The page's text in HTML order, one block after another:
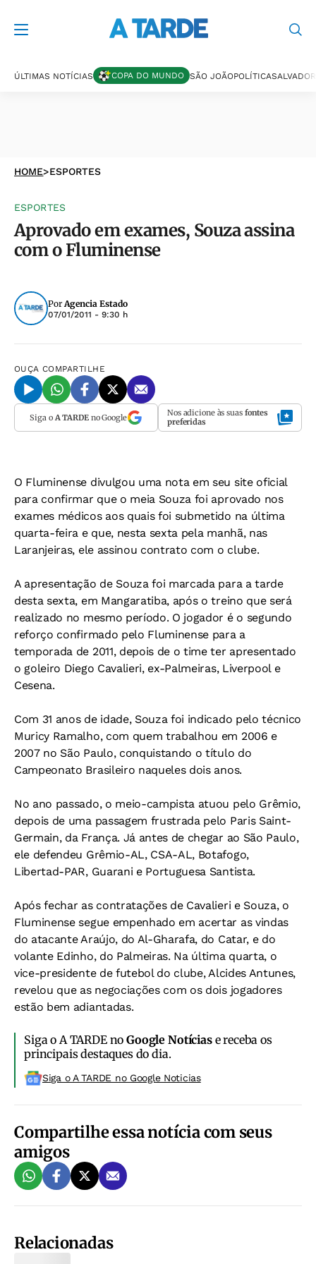
ÚLTIMAS NOTÍCIAS COPA DO MUNDO SÃO JOÃOPOLÍTICASALVADOR
HOME>ESPORTES
ESPORTES
Aprovado em exames, Souza assina
com o Fluminense
PorAgencia Estado
07/01/2011 - 9:30 h
OUÇA COMPARTILHE
Siga o A TARDEno Google Nos adicione às suas fontes
preferidas
O Fluminense divulgou uma nota em seu site oficial
para confirmar que o meia Souza foi aprovado nos
exames médicos aos quais foi submetido na última
quarta-feira e que, nesta sexta pela manhã, nas
Laranjeiras, ele assinou contrato com o clube.
A apresentação de Souza foi marcada para a tarde
desta sexta, em Mangaratiba, após o treino que será
realizado no mesmo período. O jogador é o segundo
reforço confirmado pelo Fluminense para a
temporada de 2011, depois de o time ter apresentado
o goleiro Diego Cavalieri, ex-Palmeiras, Liverpool e
Cesena.
Com 31 anos de idade, Souza foi indicado pelo técnico
Muricy Ramalho, com quem trabalhou em 2006 e
2007 no São Paulo, conquistando o título do
Campeonato Brasileiro naqueles dois anos.
No ano passado, o meio-campista atuou pelo Grêmio,
depois de uma passagem frustrada pelo Paris Saint-
Germain, da França. Já antes de chegar ao São Paulo,
ele defendeu Grêmio-AL, CSA-AL, Botafogo,
Libertad-PAR, Guarani e Portuguesa Santista.
Após fechar as contratações de Cavalieri e Souza, o
Fluminense segue empenhado em acertar as vindas
do atacante Araújo, do Al-Gharafa, do Catar, e do
volante Edinho, do Palmeiras. Na última quarta, o
vice-presidente de futebol do clube, Alcides Antunes,
revelou que as negociações com os dois jogadores
estão bem adiantadas.
Siga o A TARDE noGoogle Notíciase receba os
principais destaques do dia.
Siga o A TARDE no Google Noticias
Compartilhe essa notícia com seus
amigos
Relacionadas